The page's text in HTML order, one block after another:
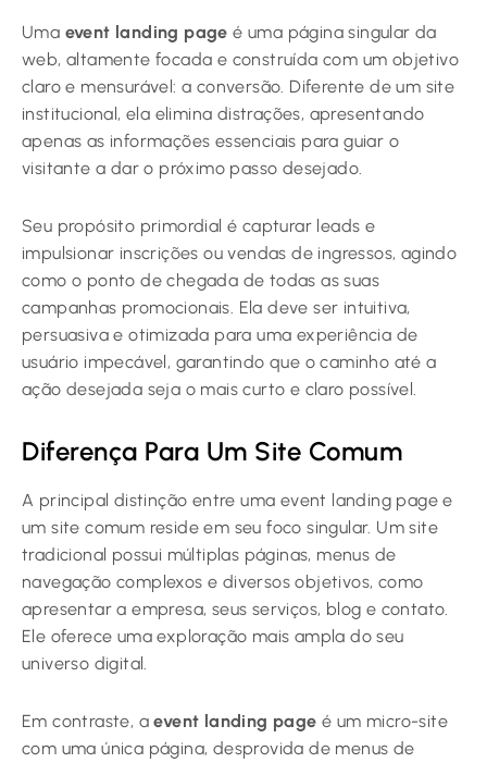
Uma event landing page é uma página singular da
web, altamente focada e construída com um objetivo
claro e mensurável: a conversão. Diferente de um site
institucional, ela elimina distrações, apresentando
apenas as informações essenciais para guiar o
visitante a dar o próximo passo desejado.
Seu propósito primordial é capturar leads e
impulsionar inscrições ou vendas de ingressos, agindo
como o ponto de chegada de todas as suas
campanhas promocionais. Ela deve ser intuitiva,
persuasiva e otimizada para uma experiência de
usuário impecável, garantindo que o caminho até a
ação desejada seja o mais curto e claro possível.
Diferença Para Um Site Comum
A principal distinção entre uma event landing page e
um site comum reside em seu foco singular. Um site
tradicional possui múltiplas páginas, menus de
navegação complexos e diversos objetivos, como
apresentar a empresa, seus serviços, blog e contato.
Ele oferece uma exploração mais ampla do seu
universo digital.
Em contraste, aevent landing page é um micro-site
com uma única página, desprovida de menus de